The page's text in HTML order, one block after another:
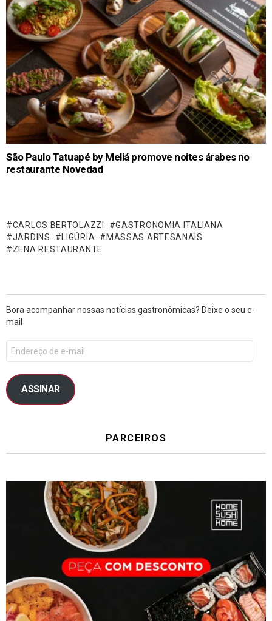
São Paulo Tatuapé by Meliá promove noites árabes no
restaurante Novedad
CARLOS BERTOLAZZI
GASTRONOMIA ITALIANA
JARDINS
LIGÚRIA
MASSAS ARTESANAIS
ZENA RESTAURANTE
Bora acompanhar nossas notícias gastronômicas? Deixe o seu e-
mail
ASSINAR
PARCEIROS